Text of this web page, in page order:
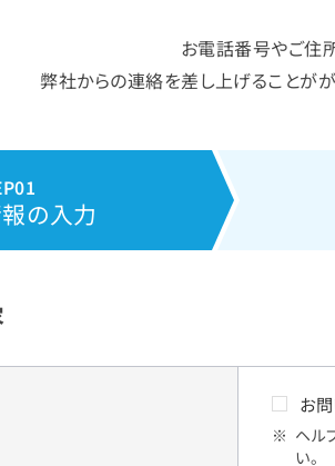
お電話番号やご住
弊社からの連絡を差し上げることが
の入力
お
ヘル
い。